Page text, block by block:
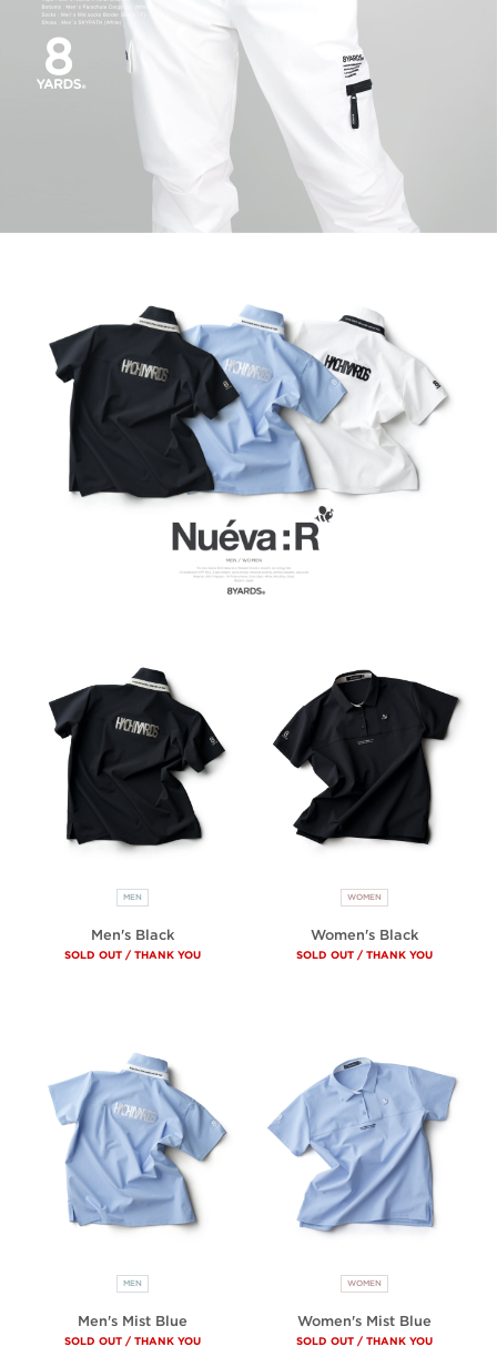
MEN
Men's Black
SOLD OUT / THANK YOU
WOMEN
Women's Black
SOLD OUT / THANK YOU
MEN
Men's Mist Blue
SOLD OUT / THANK YOU
WOMEN
Women's Mist Blue
SOLD OUT / THANK YOU